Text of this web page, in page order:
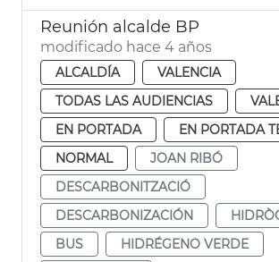
Reunión alcalde BP
modificado hace 4 años
ALCALDÍA
VALENCIA
TODAS LAS AUDIENCIAS
EN PORTADA
EN PORTADA
NORMAL
JOAN RIBÓ
DESCARBONITZACIÓ
DESCARBONIZACIÓN
BUS
HIDRÉGENO VERDE